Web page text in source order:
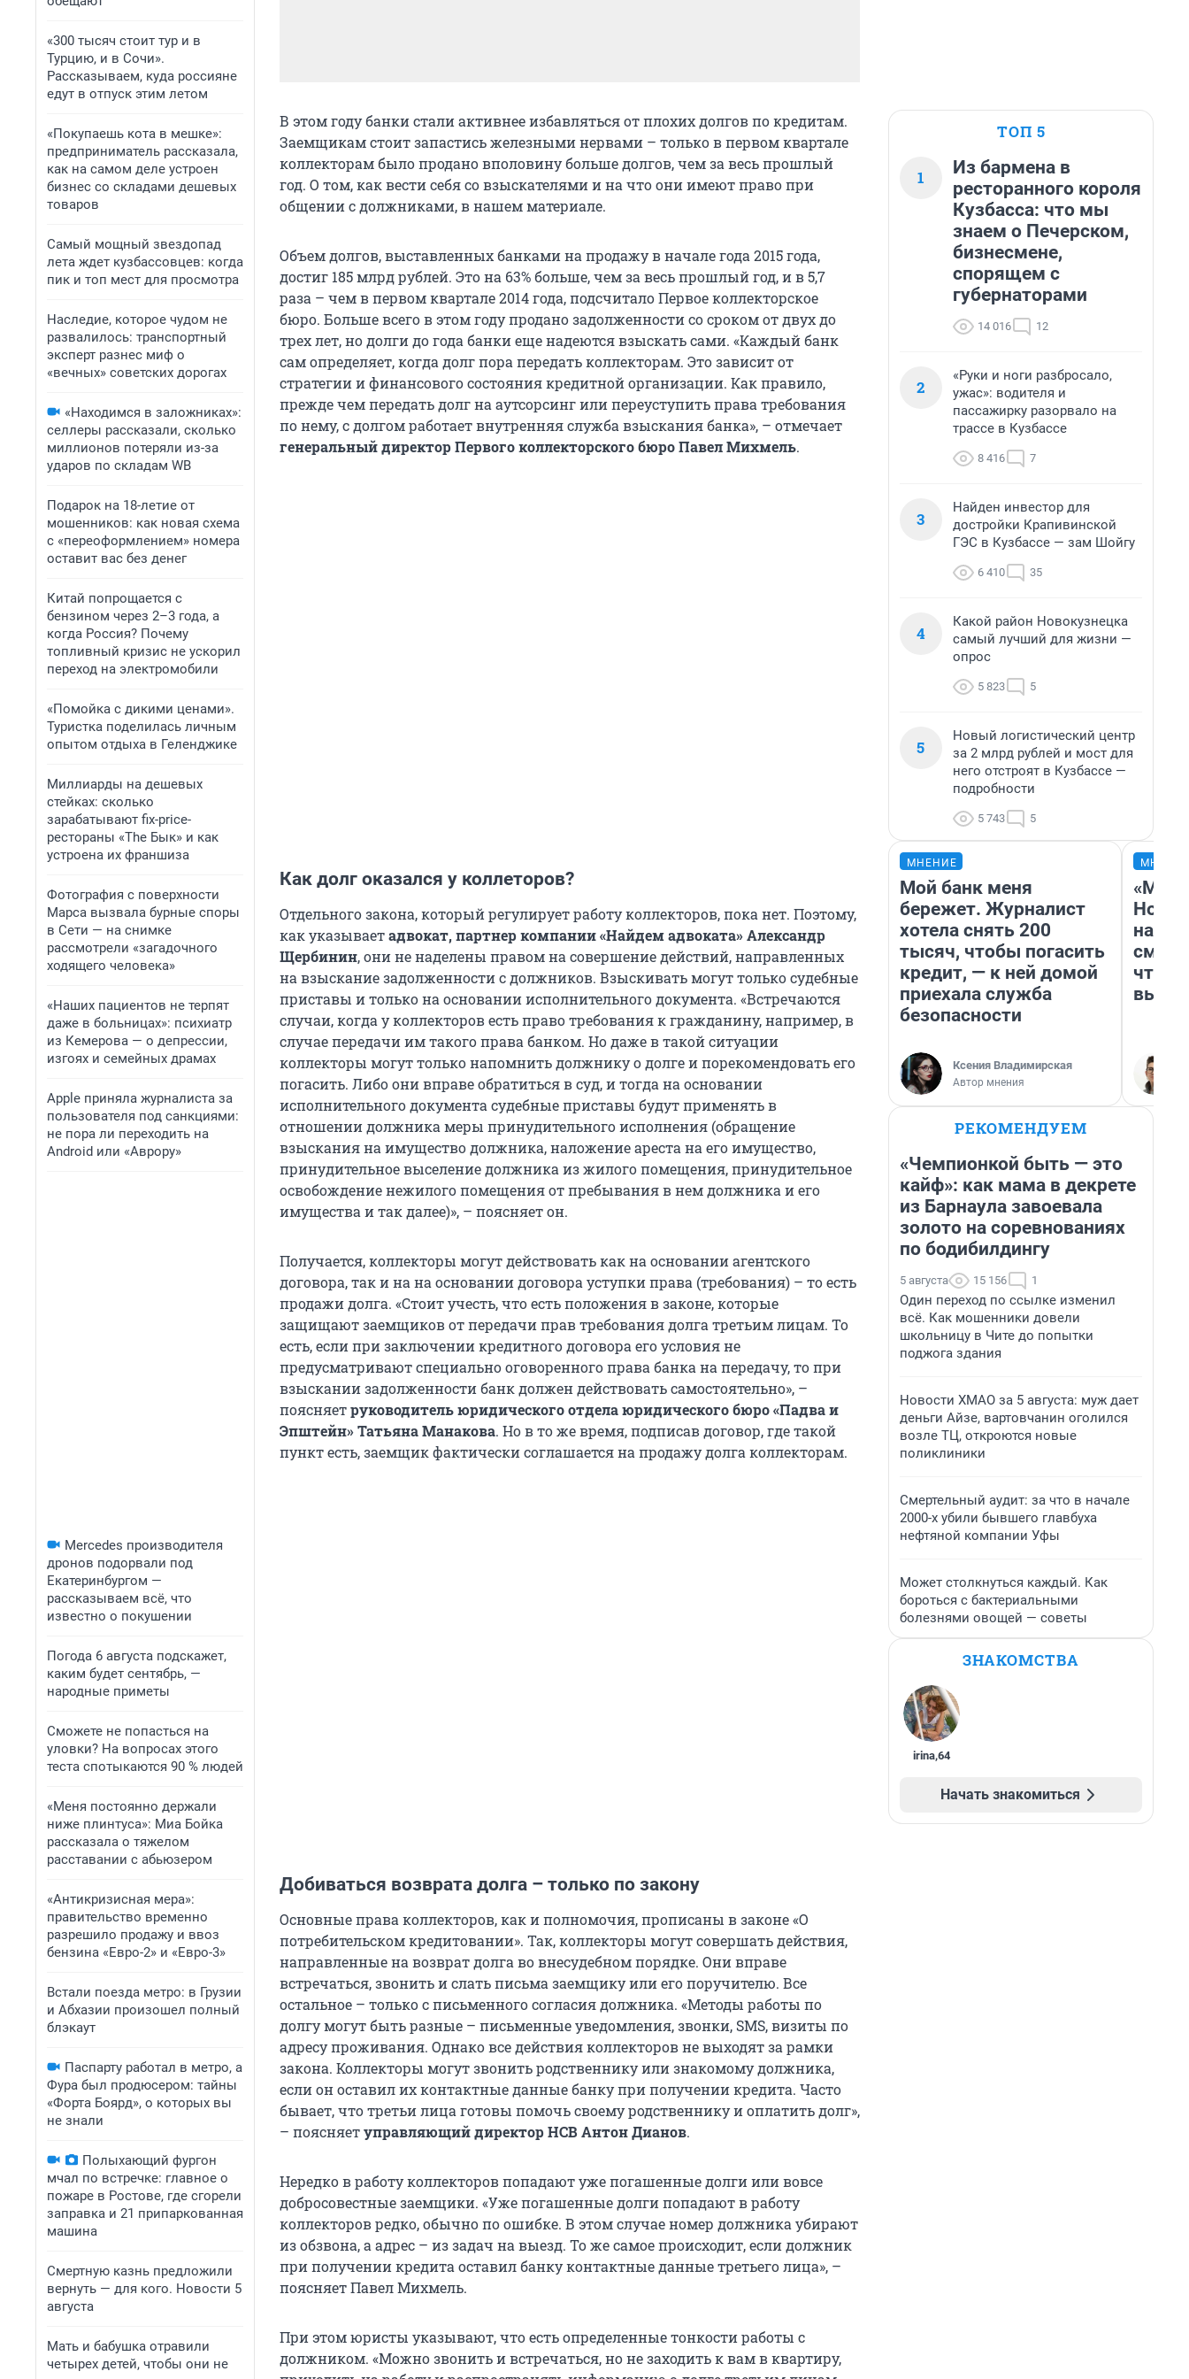
«300 тысяч стоит тур и в
Турцию, и в Сочи».
Рассказываем, куда россияне
едут в отпуск этим летом
«Покупаешь кота в мешке»:
предприниматель рассказала,
как на самом деле устроен
бизнес со складами дешевых
товаров
Самый мощный звездопад
лета ждет кузбассовцев: когда
пик и топ мест для просмотра
Наследие, которое чудом не
развалилось: транспортный
эксперт разнес миф о
«вечных» советских дорогах
«Находимся в заложниках»:
селлеры рассказали, сколько
миллионов потеряли из-за
ударов по складам WB
Подарок на 18-летие от
мошенников: как новая схема
с «переоформлением» номера
оставит вас без денег
Китай попрощается с
бензином через 2–3 года, а
когда Россия? Почему
топливный кризис не ускорил
переход на электромобили
«Помойка с дикими ценами».
Туристка поделилась личным
опытом отдыха в Геленджике
Миллиарды на дешевых
стейках: сколько
зарабатывают fix-price-
рестораны «The Бык» и как
устроена их франшиза
Фотография с поверхности
Марса вызвала бурные споры
в Сети — на снимке
рассмотрели «загадочного
ходящего человека»
«Наших пациентов не терпят
даже в больницах»: психиатр
из Кемерова — о депрессии,
изгоях и семейных драмах
Apple приняла журналиста за
пользователя под санкциями:
не пора ли переходить на
Android или «Аврору»
Mercedes производителя
дронов подорвали под
Екатеринбургом —
рассказываем всё, что
известно о покушении
Погода 6 августа подскажет,
каким будет сентябрь, —
народные приметы
Сможете не попасться на
уловки? На вопросах этого
теста спотыкаются 90 % людей
«Меня постоянно держали
ниже плинтуса»: Миа Бойка
рассказала о тяжелом
расставании с абьюзером
«Антикризисная мера»:
правительство временно
разрешило продажу и ввоз
бензина «Евро-2» и «Евро-3»
Встали поезда метро: в Грузии
и Абхазии произошел полный
блэкаут
Паспарту работал в метро, а
Фура был продюсером: тайны
«Форта Боярд», о которых вы
не знали
Полыхающий фургон
мчал по встречке: главное о
пожаре в Ростове, где сгорели
заправка и 21 припаркованная
машина
Смертную казнь предложили
вернуть — для кого. Новости 5
августа
Мать и бабушка отравили
четырех детей, чтобы они не
В этом году банки стали активнее избавляться от плохих долгов по кредитам.
Заемщикам стоит запастись железными нервами – только в первом квартале
коллекторам было продано вполовину больше долгов, чем за весь прошлый
год. О том, как вести себя со взыскателями и на что они имеют право при
общении с должниками, в нашем материале.
Объем долгов, выставленных банками на продажу в начале года 2015 года,
достиг 185 млрд рублей. Это на 63% больше, чем за весь прошлый год, и в 5,7
раза – чем в первом квартале 2014 года, подсчитало Первое коллекторское
бюро. Больше всего в этом году продано задолженности со сроком от двух до
трех лет, но долги до года банки еще надеются взыскать сами. «Каждый банк
сам определяет, когда долг пора передать коллекторам. Это зависит от
стратегии и финансового состояния кредитной организации. Как правило,
прежде чем передать долг на аутсорсинг или переуступить права требования
по нему, с долгом работает внутренняя служба взыскания банка», – отмечает
генеральный директор Первого коллекторского бюро Павел Михмель.
Как долг оказался у коллеторов?
Отдельного закона, который регулирует работу коллекторов, пока нет. Поэтому,
как указываетадвокат, партнер компании «Найдем адвоката» Александр
Щербинин, они не наделены правом на совершение действий, направленных
на взыскание задолженности с должников. Взыскивать могут только судебные
приставы и только на основании исполнительного документа. «Встречаются
случаи, когда у коллекторов есть право требования к гражданину, например, в
случае передачи им такого права банком. Но даже в такой ситуации
коллекторы могут только напомнить должнику о долге и порекомендовать его
погасить. Либо они вправе обратиться в суд, и тогда на основании
исполнительного документа судебные приставы будут применять в
отношении должника меры принудительного исполнения (обращение
взыскания на имущество должника, наложение ареста на его имущество,
принудительное выселение должника из жилого помещения, принудительное
освобождение нежилого помещения от пребывания в нем должника и его
имущества и так далее)», – поясняет он.
Получается, коллекторы могут действовать как на основании агентского
договора, так и на на основании договора уступки права (требования) – то есть
продажи долга. «Стоит учесть, что есть положения в законе, которые
защищают заемщиков от передачи прав требования долга третьим лицам. То
есть, если при заключении кредитного договора его условия не
предусматривают специально оговоренного права банка на передачу, то при
взыскании задолженности банк должен действовать самостоятельно», –
поясняетруководитель юридического отдела юридического бюро «Падва и
Эпштейн» Татьяна Манакова. Но в то же время, подписав договор, где такой
пункт есть, заемщик фактически соглашается на продажу долга коллекторам.
Добиваться возврата долга – только по закону
Основные права коллекторов, как и полномочия, прописаны в законе «О
потребительском кредитовании». Так, коллекторы могут совершать действия,
направленные на возврат долга во внесудебном порядке. Они вправе
встречаться, звонить и слать письма заемщику или его поручителю. Все
остальное – только с письменного согласия должника. «Методы работы по
долгу могут быть разные – письменные уведомления, звонки, SMS, визиты по
адресу проживания. Однако все действия коллекторов не выходят за рамки
закона. Коллекторы могут звонить родственнику или знакомому должника,
если он оставил их контактные данные банку при получении кредита. Часто
бывает, что третьи лица готовы помочь своему родственнику и оплатить долг»,
– поясняетуправляющий директор НСВ Антон Дианов.
Нередко в работу коллекторов попадают уже погашенные долги или вовсе
добросовестные заемщики. «Уже погашенные долги попадают в работу
коллекторов редко, обычно по ошибке. В этом случае номер должника убирают
из обзвона, а адрес – из задач на выезд. То же самое происходит, если должник
при получении кредита оставил банку контактные данные третьего лица», –
поясняет Павел Михмель.
При этом юристы указывают, что есть определенные тонкости работы с
должником. «Можно звонить и встречаться, но не заходить к вам в квартиру,
ТОП 5
1
Из бармена в
ресторанного короля
Кузбасса: что мы
знаем о Печерском,
бизнесмене,
спорящем с
губернаторами
14 016 12
2
«Руки и ноги разбросало,
ужас»: водителя и
пассажирку разорвало на
трассе в Кузбассе
8 416 7
3
Найден инвестор для
достройки Крапивинской
ГЭС в Кузбассе — зам Шойгу
6 410 35
4
Какой район Новокузнецка
самый лучший для жизни —
опрос
5 823 5
5
Новый логистический центр
за 2 млрд рублей и мост для
него отстроят в Кузбассе —
подробности
5 743 5
МНЕНИЕ
Мой банк меня
бережет. Журналист
хотела снять 200
тысяч, чтобы погасить
кредит, — к ней домой
приехала служба
безопасности
Ксения Владимирская
Автор мнения
«Мы
РЕКОМЕНДУЕМ
«Чемпионкой быть — это
кайф»: как мама в декрете
из Барнаула завоевала
золото на соревнованиях
по бодибилдингу
5 августа 15 156 1
Один переход по ссылке изменил
всё. Как мошенники довели
школьницу в Чите до попытки
поджога здания
Новости ХМАО за 5 августа: муж дает
деньги Айзе, вартовчанин оголился
возле ТЦ, откроются новые
поликлиники
Смертельный аудит: за что в начале
2000-х убили бывшего главбуха
нефтяной компании Уфы
Может столкнуться каждый. Как
бороться с бактериальными
болезнями овощей — советы
ЗНАКОМСТВА
irina,64
Начать знакомиться